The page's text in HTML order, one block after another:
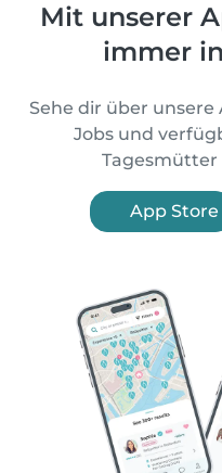
Mit unserer
immer
Sehe dir über
Jobs und
Tagesmütter
App Store